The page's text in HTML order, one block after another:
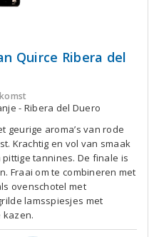
Quirce Ribera del
- Ribera del Duero
geurige aroma’s van rode
Krachtig en vol van smaak
tannines. De finale is
Fraai om te combineren met
ovenschotel met
lamsspiesjes met